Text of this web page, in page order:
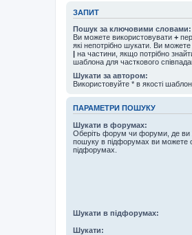
ЗАПИТ
Пошук за ключовими словами:
Ви можете використовувати +
які непотрібно шукати. Ви
| на частини, якщо потрібно
шаблона для часткового
Шукати за автором:
Використовуйте * в якості
ПАРАМЕТРИ ПОШУКУ
Шукати в форумах:
Оберіть форум чи форуми, де ви
пошуку в підфорумах ви можете
підфорумах.
Шукати в підфорумах:
Шукати: